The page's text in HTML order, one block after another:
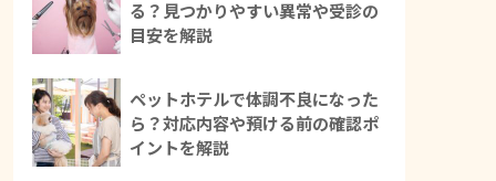
る？見つかりやすい異常や受診の
目安を解説
ペットホテルで体調不良になった
ら？対応内容や預ける前の確認ポ
イントを解説